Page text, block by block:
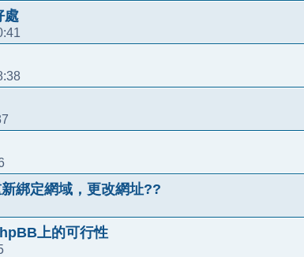
處
綁定網域，更改網址??
上的可行性